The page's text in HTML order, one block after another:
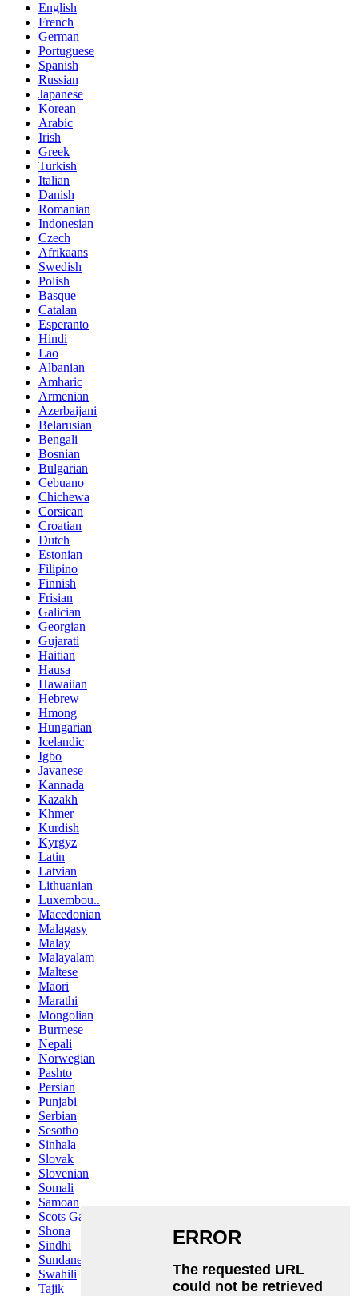
English
French
German
Portuguese
Spanish
Russian
Japanese
Korean
Arabic
Irish
Greek
Turkish
Italian
Danish
Romanian
Indonesian
Czech
Afrikaans
Swedish
Polish
Basque
Catalan
Esperanto
Hindi
Lao
Albanian
Amharic
Armenian
Azerbaijani
Belarusian
Bengali
Bosnian
Bulgarian
Cebuano
Chichewa
Corsican
Croatian
Dutch
Estonian
Filipino
Finnish
Frisian
Galician
Georgian
Gujarati
Haitian
Hausa
Hawaiian
Hebrew
Hmong
Hungarian
Icelandic
Igbo
Javanese
Kannada
Kazakh
Khmer
Kurdish
Kyrgyz
Latin
Latvian
Lithuanian
Luxembou..
Macedonian
Malagasy
Malay
Malayalam
Maltese
Maori
Marathi
Mongolian
Burmese
Nepali
Norwegian
Pashto
Persian
Punjabi
Serbian
Sesotho
Sinhala
Slovak
Slovenian
Somali
Samoan
Scots Gaelic
Shona
Sindhi
Sundanese
Swahili
Tajik